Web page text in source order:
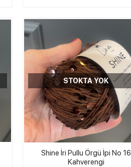
STOKTA YOK
Shine İri Pullu Örgü İpi No 16
Kahverengi